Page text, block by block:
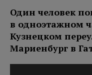
Один человек
в одноэтажном
Кузнецком
Мариенбург в